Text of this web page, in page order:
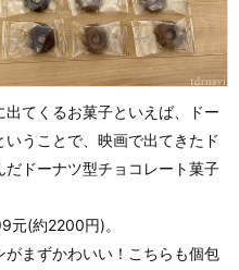
てくるお菓子といえば、ドー
いうことで、映画で出てきたド
だドーナツ型チョコレート菓子
元(約2200円)。
まずかわいい！こちらも個包